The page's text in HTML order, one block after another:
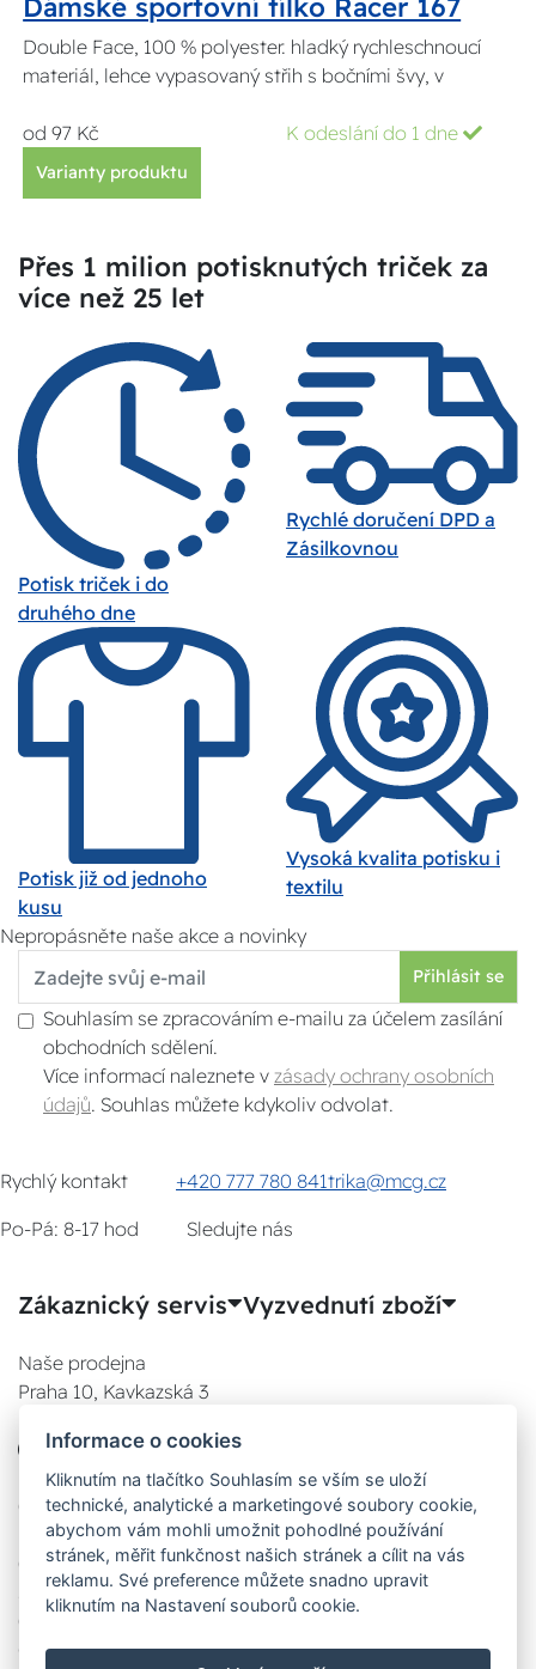
Dámské sportovní tílko Racer 167
Double Face, 100 % polyester. hladký rychleschnoucí
materiál, lehce vypasovaný střih s bočními švy, v
od 97 Kč K odeslání do 1 dne
Varianty produktu
Přes 1 milion potisknutých triček za
více než 25 let
Potisk triček i do
druhého dne
Rychlé doručení DPD a
Zásilkovnou
Potisk již od jednoho
kusu
Vysoká kvalita potisku i
textilu
Nepropásněte naše akce a novinky
Přihlásit se
Souhlasím se zpracováním e-mailu za účelem zasílání
obchodních sdělení.
Více informací naleznete v zásady ochrany osobních
údajů . Souhlas můžete kdykoliv odvolat.
Rychlý kontakt +420 777 780 841trika@mcg.cz
Po-Pá: 8-17 hod
Sledujte nás
Zákaznický servis Vyzvednutí zboží
Naše prodejna
Praha 10, Kavkazská 3
777 780 841
08:00 - 17:00
08:00 - 17:00
08:00 - 17:00
Čt:
Informace o cookies
Kliknutím na tlačítko Souhlasím se vším se uloží
technické, analytické a marketingové soubory cookie,
abychom vám mohli umožnit pohodlné používání
stránek, měřit funkčnost našich stránek a cílit na vás
reklamu. Své preference můžete snadno upravit
kliknutím na Nastavení souborů cookie.